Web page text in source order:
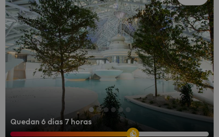
Quedan 6 días 7 horas